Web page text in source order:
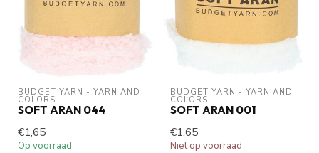
BUDGET YARN - YARN AND
COLORS
SOFT ARAN 044
€1,65
Op voorraad
BUDGET YARN - YARN AND
COLORS
SOFT ARAN 001
€1,65
Niet op voorraad